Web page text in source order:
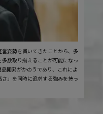
姿勢を貫いてきたことから、多
数取り揃えることが可能になっ
開発がかのうであり、これによ
」を同時に追求する強みを持っ